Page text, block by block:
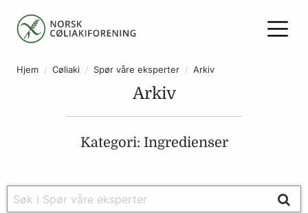
Hjem Cøliaki Spør våre eksperter Arkiv
Arkiv
Kategori: Ingredienser